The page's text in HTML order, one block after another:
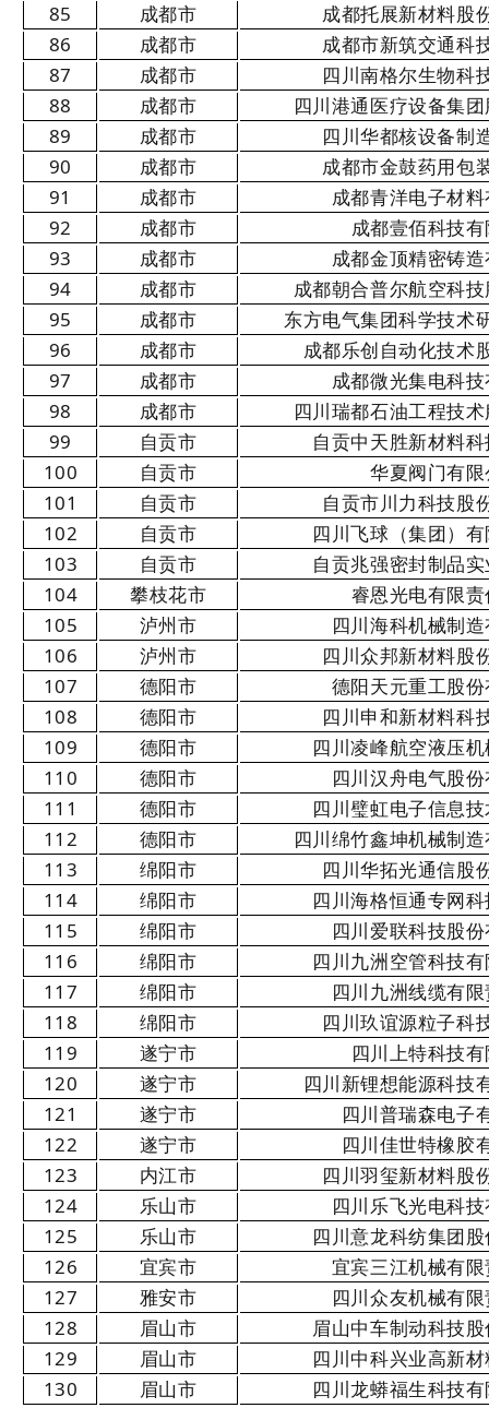
85 成都市 成都托展新材料股
86 成都市 成都市新筑交通科
87 成都市 四川南格尔生物科
88 成都市 四川港通医疗设备集
89 成都市 四川华都核设备制
90 成都市 成都市金鼓药用包
91 成都市 成都青洋电子材
92 成都市 成都壹佰科技
93 成都市 成都金顶精密铸
94 成都市 成都朝合普尔航空科
95 成都市 东方电气集团科学技术
96 成都市 成都乐创自动化技术
97 成都市 成都微光集电科
98 成都市 四川瑞都石油工程技
99 自贡市 自贡中天胜新材料
100 自贡市 华夏阀门有限
101 自贡市 自贡市川力科技股
102 自贡市 四川飞球（集团）
103 自贡市 自贡兆强密封制品
104 攀枝花市 睿恩光电有限
105 泸州市 四川海科机械制
106 泸州市 四川众邦新材料股
107 德阳市 德阳天元重工股
108 德阳市 四川申和新材料科
109 德阳市 四川凌峰航空液压
110 德阳市 四川汉舟电气股
111 德阳市 四川璧虹电子信息
112 德阳市 四川绵竹鑫坤机械制
113 绵阳市 四川华拓光通信股
114 绵阳市 四川海格恒通专网
115 绵阳市 四川爱联科技股
116 绵阳市 四川九洲空管科技
117 绵阳市 四川九洲线缆有
118 绵阳市 四川玖谊源粒子科
119 遂宁市 四川上特科技
120 遂宁市 四川新锂想能源科技
121 遂宁市 四川普瑞森电子
122 遂宁市 四川佳世特橡胶
123 内江市 四川羽玺新材料股
124 乐山市 四川乐飞光电科
125 乐山市 四川意龙科纺集团
126 宜宾市 宜宾三江机械有
127 雅安市 四川众友机械有
128 眉山市 眉山中车制动科技
129 眉山市 四川中科兴业高新
130 眉山市 四川龙蟒福生科技